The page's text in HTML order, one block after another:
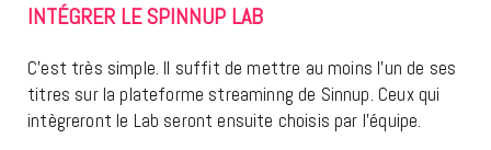
INTÉGRER LE SPINNUP LAB
C’est très simple. Il suffit de mettre au moins l’un de ses
titres sur la plateforme streaminng de Sinnup. Ceux qui
intègreront le Lab seront ensuite choisis par l’équipe.